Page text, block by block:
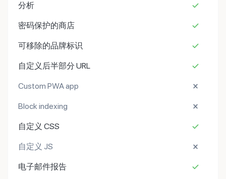
分析
密码保护的商店
可移除的品牌标识
自定义后半部分 URL
Custom PWA app
Block indexing
自定义 CSS
自定义 JS
电子邮件报告